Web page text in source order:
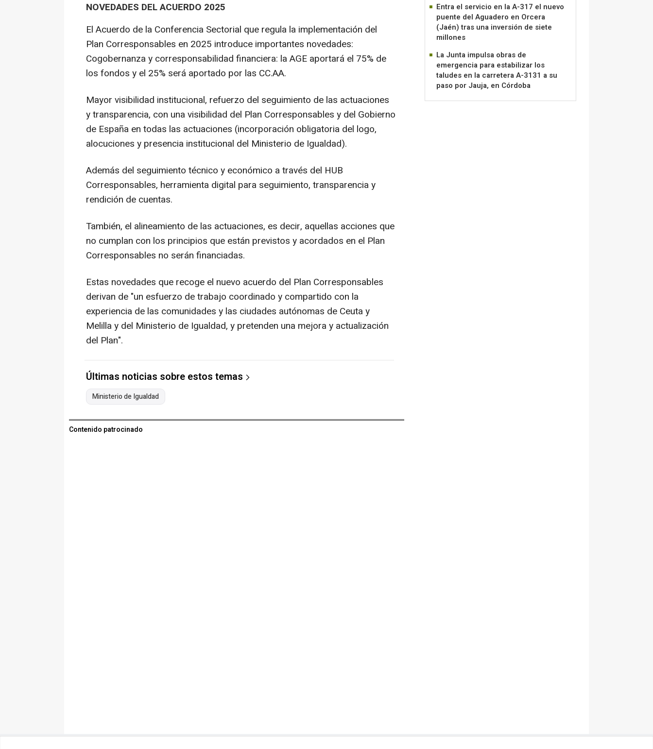
NOVEDADES DEL ACUERDO 2025
El Acuerdo de la Conferencia Sectorial que regula la implementación del
Plan Corresponsables en 2025 introduce importantes novedades:
Cogobernanza y corresponsabilidad financiera: la AGE aportará el 75% de
los fondos y el 25% será aportado por las CC.AA.
Mayor visibilidad institucional, refuerzo del seguimiento de las actuaciones
y transparencia, con una visibilidad del Plan Corresponsables y del Gobierno
de España en todas las actuaciones (incorporación obligatoria del logo,
alocuciones y presencia institucional del Ministerio de Igualdad).
Además del seguimiento técnico y económico a través del HUB
Corresponsables, herramienta digital para seguimiento, transparencia y
rendición de cuentas.
También, el alineamiento de las actuaciones, es decir, aquellas acciones que
no cumplan con los principios que están previstos y acordados en el Plan
Corresponsables no serán financiadas.
Estas novedades que recoge el nuevo acuerdo del Plan Corresponsables
derivan de "un esfuerzo de trabajo coordinado y compartido con la
experiencia de las comunidades y las ciudades autónomas de Ceuta y
Melilla y del Ministerio de Igualdad, y pretenden una mejora y actualización
del Plan".
Últimas noticias sobre estos temas
Ministerio de Igualdad
Contenido patrocinado
Entra el servicio en la A-317 el nuevo
puente del Aguadero en Orcera
(Jaén) tras una inversión de siete
millones
La Junta impulsa obras de
emergencia para estabilizar los
taludes en la carretera A-3131 a su
paso por Jauja, en Córdoba